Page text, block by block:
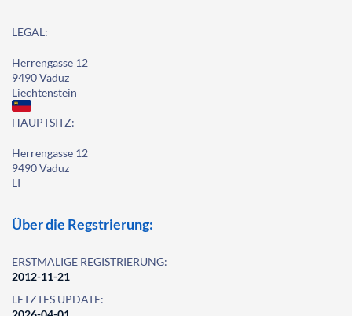
LEGAL:
Herrengasse 12
9490 Vaduz
Liechtenstein
HAUPTSITZ:
Herrengasse 12
9490 Vaduz
LI
Über die Regstrierung:
ERSTMALIGE REGISTRIERUNG:
2012-11-21
LETZTES UPDATE: